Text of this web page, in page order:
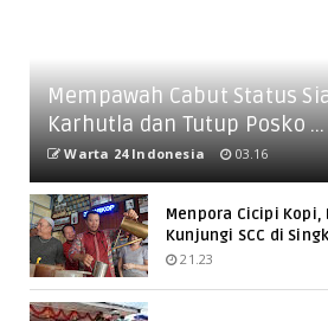
Mempawah Cabut Status
Karhutla dan Tutup Posko ...
Warta 24 Indonesia 03.16
Menpora Cicipi
Kunjungi SCC di
21.23